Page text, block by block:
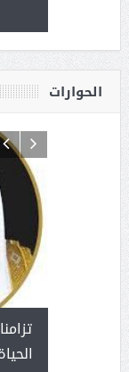
الحوارات
آل شرمه:
على برامج
هي أساس